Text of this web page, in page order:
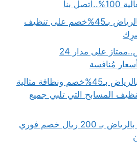
شركة تنظيف قصور بالرياض بـ45%خصم على تنظيف
كهربائي منازل بالرياض..ممتاز على مدار 24
شركة تنظيف مسابح بالرياض بـ45%خصم ونظافة مثالية
المسابح التي تلبي جميع
شركة تنظيف مجالس بالرياض بـ 200 ريال خصم فوري